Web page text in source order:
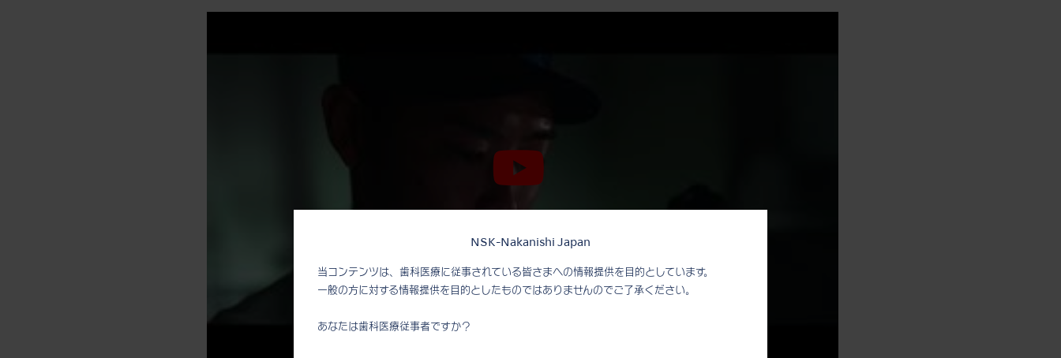
NSK-Nakanishi Japan
当コンテンツは、歯科医療に従事されている皆さまへの情報提供を目的としています。
一般の方に対する情報提供を目的としたものではありませんのでご了承ください。
あなたは歯科医療従事者ですか？